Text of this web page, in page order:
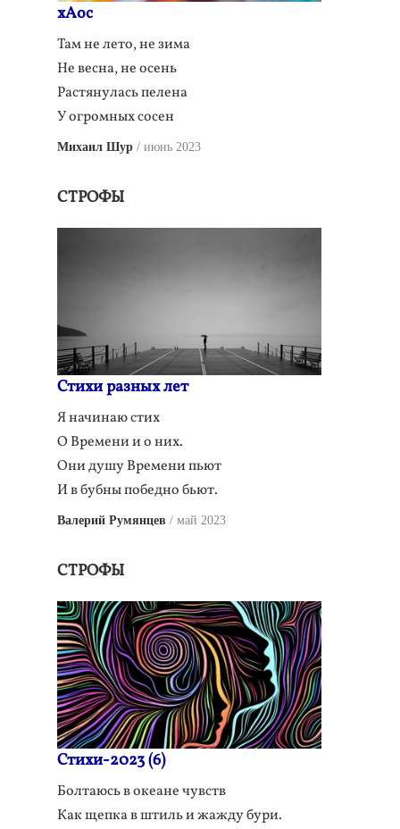
xAос
Там нe лето, нe зима
Нe весна, нe осень
Растянулась пелена
У огромных сосен
Михаил Шур июнь 2023
СТРОФЫ
Стихи разных лет
Я начинаю стих
О Времени и о них.
Они душу Времени пьют
И в бубны победно бьют.
Валерий Румянцев май 2023
СТРОФЫ
Стихи-2023 (6)
Болтаюсь в океане чувств
Как щепка в штиль и жажду бури.